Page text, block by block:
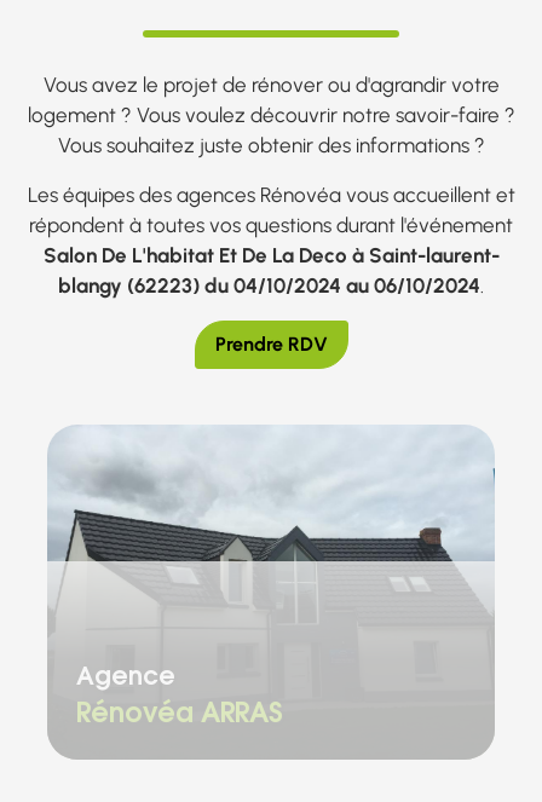
Vous avez le projet de rénover ou d'agrandir votre
logement ? Vous voulez découvrir notre savoir-faire ?
Vous souhaitez juste obtenir des informations ?
Les équipes des agences Rénovéa vous accueillent et
répondent à toutes vos questions durant l'événement
Salon De L'habitat Et De La Deco à Saint-laurent-
blangy (62223) du 04/10/2024 au 06/10/2024
Prendre RDV
Agence
Rénovéa ARRAS